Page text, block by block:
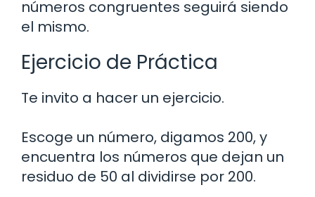
números congruentes seguirá siendo
el mismo.
Ejercicio de Práctica
Te invito a hacer un ejercicio.
Escoge un número, digamos 200, y
encuentra los números que dejan un
residuo de 50 al dividirse por 200.